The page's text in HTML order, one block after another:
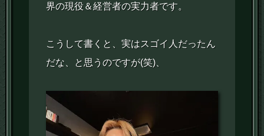
界の現役＆経営者の実力者です。
こうして書くと、実はスゴイ人だったん
だな、と思うのですが(笑)、